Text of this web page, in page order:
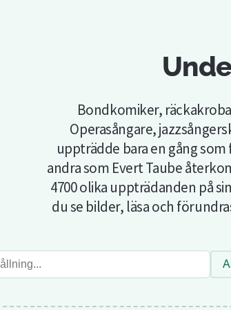
Bondkomiker,
Operasångare,
uppträdde bara en gång
andra som Evert Taube
4700 olika uppträdanden på
du se bilder, läsa och